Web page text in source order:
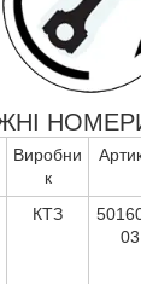
Виробни
к
КТЗ
03